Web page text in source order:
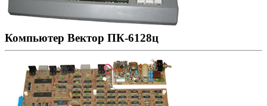
Компьютер Вектор ПК-6128ц